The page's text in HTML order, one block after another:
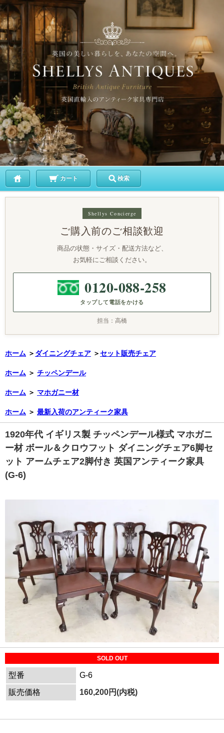
カート 検索
Shellys Concierge
ご購入前のご相談歓迎
商品の状態・サイズ・配送方法など、
お気軽にご相談ください。
0120-088-258
タップして電話をかける
担当：高橋
ホーム ＞ ダイニングチェア ＞セット販売チェア
ホーム ＞ チッペンデール
ホーム ＞ マホガニー材
ホーム ＞ 最新入荷のアンティーク家具
1920年代 イギリス製 チッペンデール様式 マホガニ
ー材 ボール＆クロウフット ダイニングチェア6脚セ
ット アームチェア2脚付き 英国アンティーク家具
(G-6)
SOLD OUT
型番
G-6
販売価格
160,200円(内税)